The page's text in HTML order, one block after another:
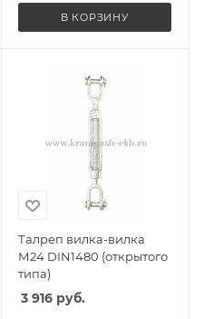
В КОРЗИНУ
Талреп вилка-вилка
М24 DIN1480 (открытого
типа)
3 916руб.